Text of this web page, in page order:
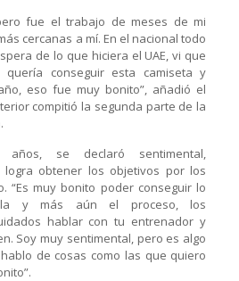
fue el trabajo de meses de mi
cercanas a mí. En el nacional todo
de lo que hiciera el UAE, vi que
conseguir esta camiseta y
eso fue muy bonito”, añadió el
compitió la segunda parte de la
se declaró sentimental,
logra obtener los objetivos por los
“Es muy bonito poder conseguir lo
y más aún el proceso, los
hablar con tu entrenador y
Soy muy sentimental, pero es algo
de cosas como las que quiero